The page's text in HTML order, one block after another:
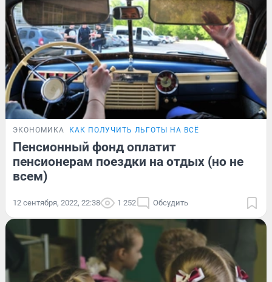
ЭКОНОМИКА КАК ПОЛУЧИТЬ ЛЬГОТЫ НА ВСЁ
Пенсионный фонд оплатит
пенсионерам поездки на отдых (но не
всем)
12 сентября, 2022, 22:38 1 252 Обсудить